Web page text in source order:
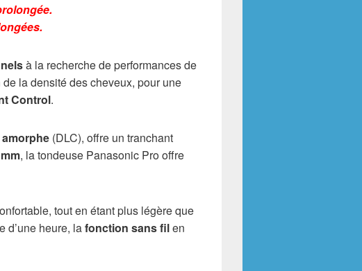
à la recherche de performances de
la densité des cheveux, pour une
Control.
(DLC), offre un tranchant
, la tondeuse Panasonic Pro offre
tout en étant plus légère que
d’une heure, lafonction sans filen